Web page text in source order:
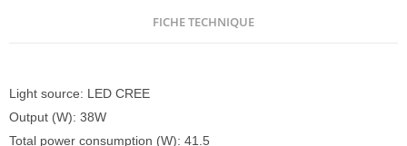
FICHE TECHNIQUE
Light source: LED CREE
Output (W): 38W
Total power consumption (W): 41.5